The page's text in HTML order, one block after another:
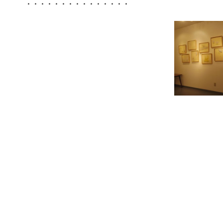
・・・・・・・・・・・・・・・